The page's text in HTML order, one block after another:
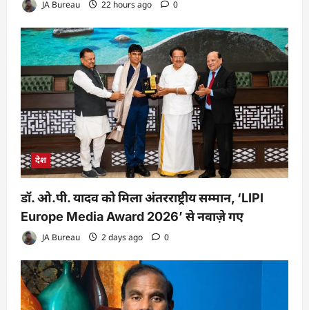
JA Bureau 22 hours ago 0
देश
डॉ. ओ.पी. यादव को मिला अंतरराष्ट्रीय सम्मान, ‘LIPI
Europe Media Award 2026’ से नवाज़े गए
JA Bureau 2 days ago 0